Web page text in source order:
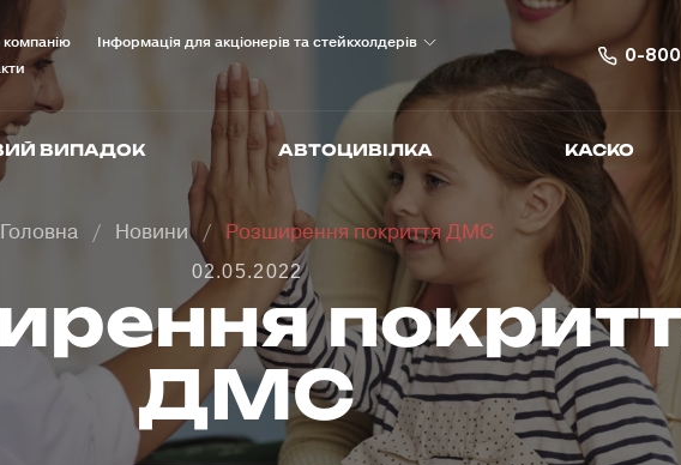
Інформація для акціонерів та стейкхолдерів
0-
ВИПАДОК АВТОЦИВІЛКА КАСКО
Головна Новини Розширення покриття ДМС
02.05.2022
ДМС